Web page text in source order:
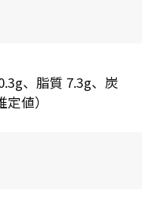
、脂質 7.3g、炭
値）